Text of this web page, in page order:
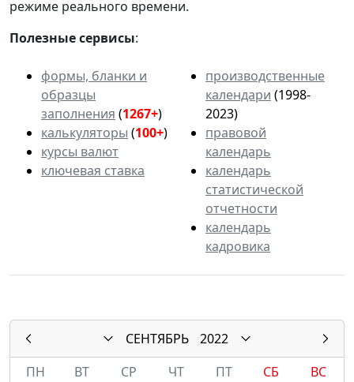
режиме реального времени.
Полезные сервисы:
формы, бланки и
образцы
заполнения (1267+)
калькуляторы (100+)
курсы валют
ключевая ставка
производственные
календари (1998-
2023)
правовой
календарь
календарь
статистической
отчетности
календарь
кадровика
СЕНТЯБРЬ
2022
ПН
ВТ СР ЧТ ПТ СБ
ВС